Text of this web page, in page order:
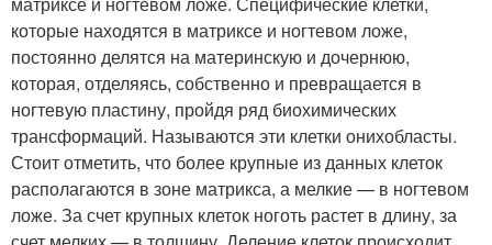
которые находятся в матриксе и ногтевом ложе,
постоянно делятся на материнскую и дочернюю,
которая, отделяясь, собственно и превращается в
ногтевую пластину, пройдя ряд биохимических
трансформаций. Называются эти клетки онихобласты.
Стоит отметить, что более крупные из данных клеток
располагаются в зоне матрикса, а мелкие — в ногтевом
ложе. За счет крупных клеток ноготь растет в длину, за